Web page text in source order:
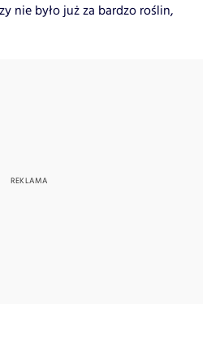
nie było już za bardzo roślin,